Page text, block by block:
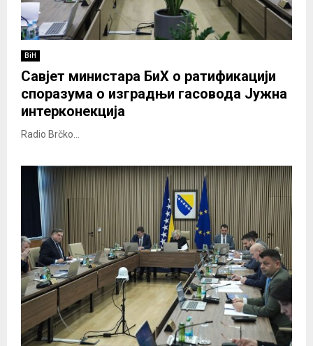
BiH
Савјет министара БиХ o ратификацији
споразума о изградњи гасовода Јужна
интерконекција
Radio Brčko...